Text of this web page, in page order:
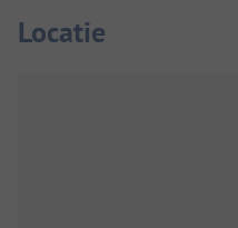
Locatie